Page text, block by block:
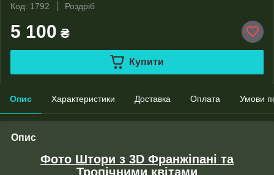
Код: 1792
Роздріб
5 100 ₴
Купити
Опис Характеристики Доставка Оплата Умови
Опис
Фото Штори з 3D Франжіпані та
Тропічними квітами